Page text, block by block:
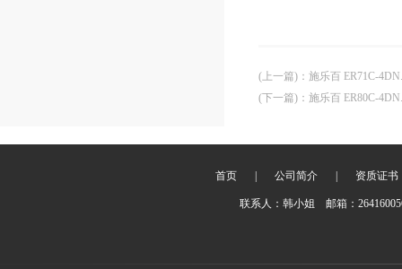
(上一篇) ： 施乐百 ER71C-
(下一篇) ： 施乐百 ER80C-
首页 公司简介 资质证书
联系人：韩小姐 邮箱：